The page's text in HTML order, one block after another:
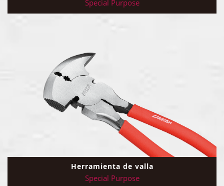
Special Purpose
Herramienta de valla
Special Purpose